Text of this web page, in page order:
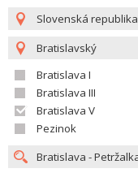
Slovenská republika
Bratislavský
Bratislava I
Bratislava III
Bratislava V
Pezinok